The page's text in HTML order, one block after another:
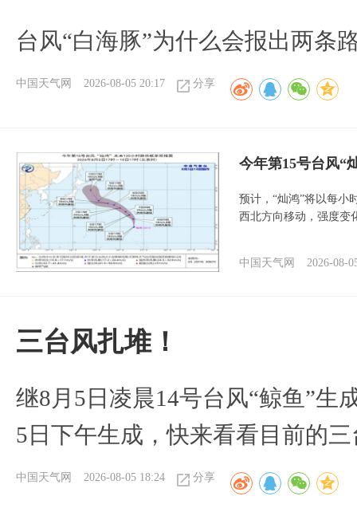
台风“白海豚”为什么会报出两条
中国天气网 2026-08-05 20:17 分享
今年第15号台风“
预计，“灿鸿”将以每小
西北方向移动，强度变
中国天气网 2026-08-
三台风扎堆！
继8月5日凌晨14号台风“鲸鱼”生
5日下午生成，快来看看目前的
中国天气网 2026-08-05 18:24 分享